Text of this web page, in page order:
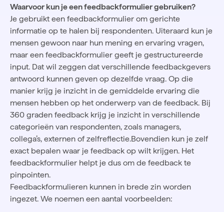
Waarvoor kun je een feedbackformulier gebruiken?
Je gebruikt een feedbackformulier om gerichte
informatie op te halen bij respondenten. Uiteraard kun je
mensen gewoon naar hun mening en ervaring vragen,
maar een feedbackformulier geeft je gestructureerde
input. Dat wil zeggen dat verschillende feedbackgevers
antwoord kunnen geven op dezelfde vraag. Op die
manier krijg je inzicht in de gemiddelde ervaring die
mensen hebben op het onderwerp van de feedback. Bij
360 graden feedback krijg je inzicht in verschillende
categorieën van respondenten, zoals managers,
collega’s, externen of zelfreflectie.Bovendien kun je zelf
exact bepalen waar je feedback op wilt krijgen. Het
feedbackformulier helpt je dus om de feedback te
pinpointen.
Feedbackformulieren kunnen in brede zin worden
ingezet. We noemen een aantal voorbeelden: